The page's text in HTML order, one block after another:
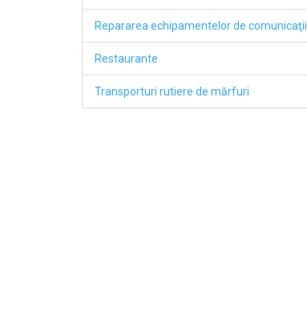
Repararea echipamentelor de comunicaţii
Restaurante
Transporturi rutiere de mărfuri